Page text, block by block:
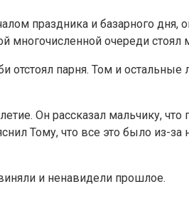
праздника и базарного дня,
многочисленной очереди
отстоял парня. Том и
Он рассказал мальчику,
Тому, что все это было из-
и ненавидели прошлое.